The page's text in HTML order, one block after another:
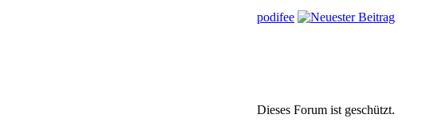
podifee
Dieses Forum ist geschützt.